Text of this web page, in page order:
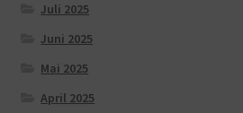
Juli 2025
Juni 2025
Mai 2025
April 2025